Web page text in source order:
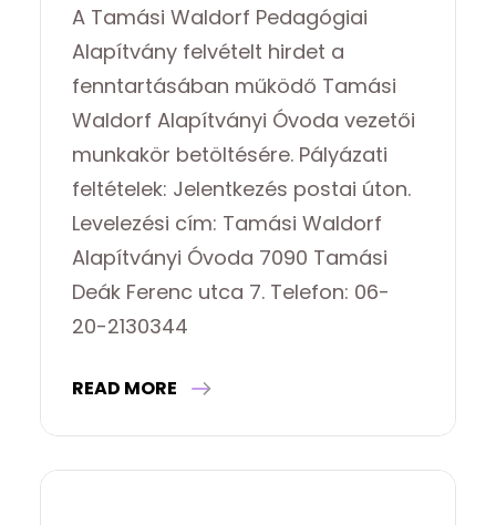
A Tamási Waldorf Pedagógiai
Alapítvány felvételt hirdet a
fenntartásában működő Tamási
Waldorf Alapítványi Óvoda vezetői
munkakör betöltésére. Pályázati
feltételek: Jelentkezés postai úton.
Levelezési cím: Tamási Waldorf
Alapítványi Óvoda 7090 Tamási
Deák Ferenc utca 7. Telefon: 06-
20-2130344
READ MORE